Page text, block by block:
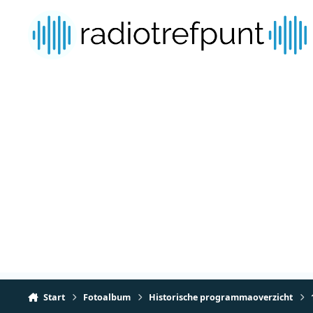
Start Fotoalbum Historische programmaoverzicht